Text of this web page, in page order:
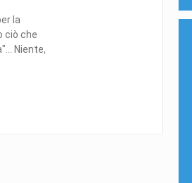
la
ciò che
Niente,